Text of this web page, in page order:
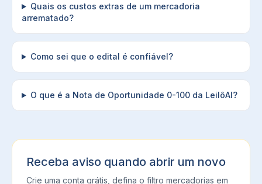
Quais os custos extras de um mercadoria
arrematado?
Como sei que o edital é confiável?
O que é a Nota de Oportunidade 0-100 da LeilôAI?
Receba aviso quando abrir um novo
Crie uma conta grátis, defina o filtro mercadorias em